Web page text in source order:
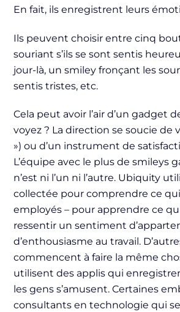
En fait, ils enregistrent leurs
Ils peuvent choisir entre cinq
souriant s’ils se sont sentis
jour-là, un smiley fronçant les
sentis tristes, etc.
Cela peut avoir l’air d’un gadget
voyez ? La direction se soucie de
») ou d’un instrument de
L’équipe avec le plus de smileys
n’est ni l’un ni l’autre. Ubiquity
collectée pour comprendre ce
employés – pour apprendre ce
ressentir un sentiment
d’enthousiasme au travail.
commencent à faire la même
utilisent des applis qui
les gens s’amusent. Certaines
consultants en technologie qui